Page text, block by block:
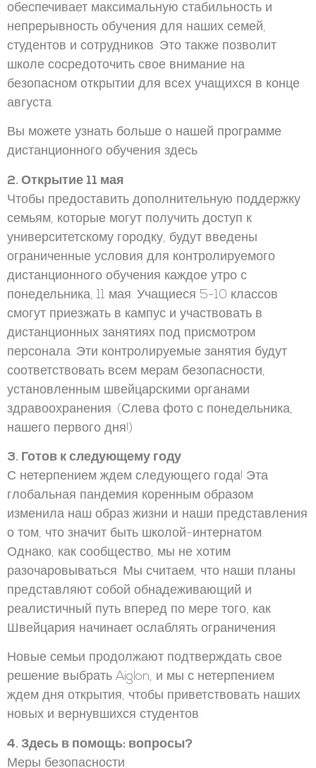
обеспечивает максимальную стабильность и
непрерывность обучения для наших семей,
студентов и сотрудников. Это также позволит
школе сосредоточить свое внимание на
безопасном открытии для всех учащихся в конце
августа.
Вы можете узнать больше о нашей программе
дистанционного обучения здесь.
2. Открытие 11 мая
Чтобы предоставить дополнительную поддержку
семьям, которые могут получить доступ к
университетскому городку, будут введены
ограниченные условия для контролируемого
дистанционного обучения каждое утро с
понедельника, 11 мая. Учащиеся 5-10 классов
смогут приезжать в кампус и участвовать в
дистанционных занятиях под присмотром
персонала. Эти контролируемые занятия будут
соответствовать всем мерам безопасности,
установленным швейцарскими органами
здравоохранения. (Слева фото с понедельника,
нашего первого дня!)
3. Готов к следующему году
С нетерпением ждем следующего года! Эта
глобальная пандемия коренным образом
изменила наш образ жизни и наши представления
о том, что значит быть школой-интернатом.
Однако, как сообщество, мы не хотим
разочаровываться. Мы считаем, что наши планы
представляют собой обнадеживающий и
реалистичный путь вперед по мере того, как
Швейцария начинает ослаблять ограничения.
Новые семьи продолжают подтверждать свое
решение выбрать Aiglon, и мы с нетерпением
ждем дня открытия, чтобы приветствовать наших
новых и вернувшихся студентов.
4. Здесь в помощь: вопросы?
Меры безопасности: